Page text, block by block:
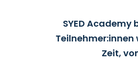
SYED
Zeit,